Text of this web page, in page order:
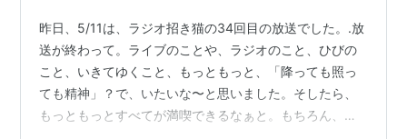
昨日、5/11は、ラジオ招き猫の34回目の放送でした。.放
送が終わって。ライブのことや、ラジオのこと、ひびの
こと、いきてゆくこと、もっともっと、「降っても照っ
ても精神」？で、いたいな〜と思いました。そしたら、
もっともっとすべてが満喫できるなぁと。もちろん、目